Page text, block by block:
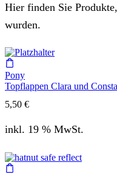
Hier finden Sie
wurden.
Pony
Topflappen Clara und
5,50 €
inkl. 19 % MwSt.